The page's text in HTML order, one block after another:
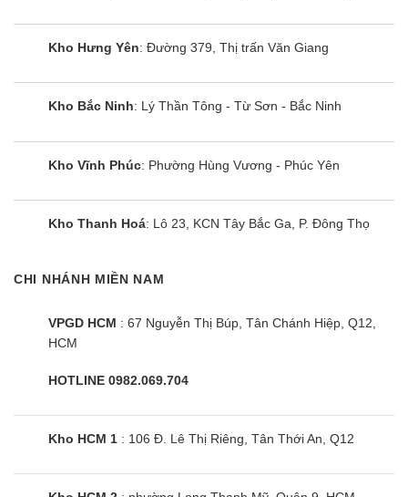
Kho Hưng Yên: Đường 379, Thị trấn Văn Giang
Kho Bắc Ninh: Lý Thần Tông - Từ Sơn - Bắc Ninh
Kho Vĩnh Phúc: Phường Hùng Vương - Phúc Yên
Kho Thanh Hoá: Lô 23, KCN Tây Bắc Ga, P. Đông Thọ
CHI NHÁNH MIỀN NAM
VPGD HCM : 67 Nguyễn Thị Búp, Tân Chánh Hiệp, Q12,
HCM
HOTLINE 0982.069.704
Kho HCM 1 : 106 Đ. Lê Thị Riêng, Tân Thới An, Q12